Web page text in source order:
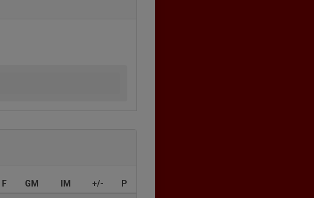
F GM IM +/- P